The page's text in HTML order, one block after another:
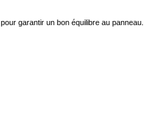
pour garantir un bon équilibre au panneau